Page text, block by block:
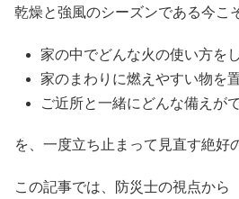
乾燥と強風のシーズンである今こ
家の中でどんな火の使い方を
家のまわりに燃えやすい物を
ご近所と一緒にどんな備えが
を、一度立ち止まって見直す絶好
この記事では、防災士の視点から